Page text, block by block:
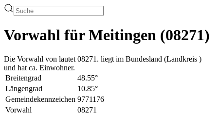
Vorwahl für Meitingen (08271)
Die Vorwahl von lautet 08271. liegt im Bundesland (Landkreis )
und hat ca. Einwohner.
Breitengrad
48.55°
Längengrad
10.85°
Gemeindekennzeichen 9771176
Vorwahl
08271